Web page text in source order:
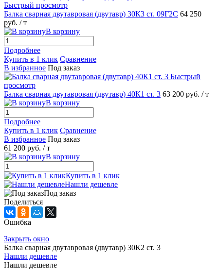
Быстрый просмотр
Балка сварная двутавровая (двутавр) 30К3 ст. 09Г2С 64 250
руб. / т
В корзину
Подробнее
Купить в 1 клик Сравнение
В избранное Под заказ
Быстрый
просмотр
Балка сварная двутавровая (двутавр) 40К1 ст. 3 63 200 руб. / т
В корзину
Подробнее
Купить в 1 клик Сравнение
В избранное Под заказ
61 200 руб. / т
В корзину
Купить в 1 клик
Нашли дешевле
Под заказ
Поделиться
Ошибка
Закрыть окно
Балка сварная двутавровая (двутавр) 30К2 ст. 3
Нашли дешевле
Нашли дешевле